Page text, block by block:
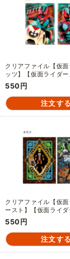
クリアファイル【仮
ッツ】【仮面ライダー
550円
クリアファイル【仮
ースト】【仮面ライダ
550円